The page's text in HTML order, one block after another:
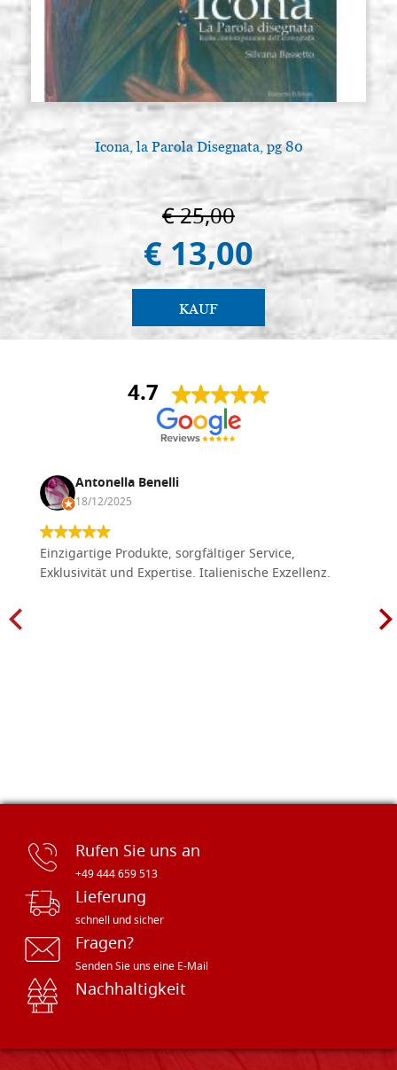
Icona, la Parola Disegnata, pg 80
€ 25,00
€ 13,00
KAUF
4.7
Antonella Benelli
18/12/2025
Einzigartige Produkte, sorgfältiger Service,
Exklusivität und Expertise. Italienische Exzellenz.
Rufen Sie uns an
+49 444 659 513
Lieferung
schnell und sicher
Fragen?
Senden Sie uns eine E-Mail
Nachhaltigkeit